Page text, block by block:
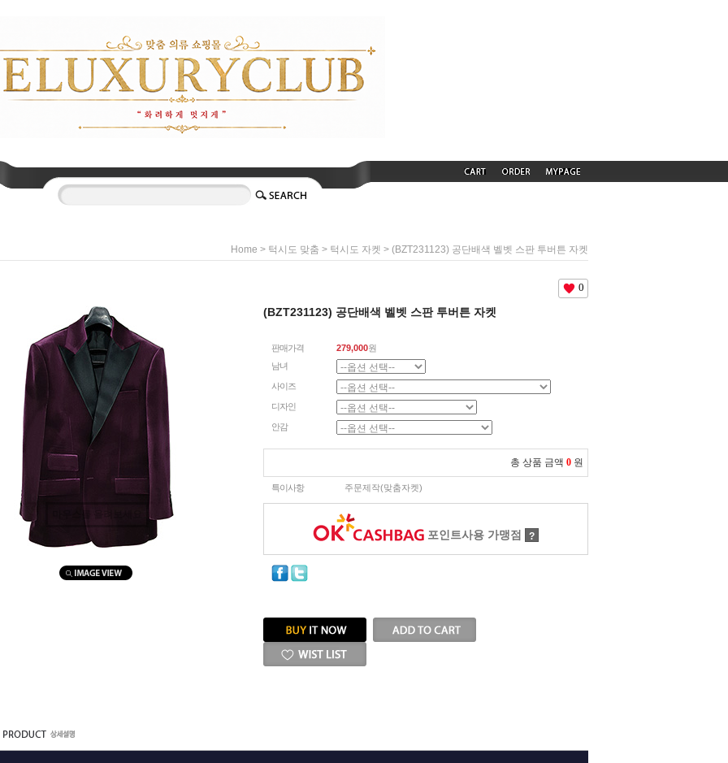
Home > 턱시도 맞춤 > 턱시도 자켓 > (BZT231123) 공단배색 벨벳 스판 투버튼 자켓
0
(BZT231123) 공단배색 벨벳 스판 투버튼 자켓
판매가격 279,000원
남녀
사이즈
디자인
안감
총 상품 금액 0 원
특이사항 주문제작(맞춤자켓)
포인트사용 가맹점 ?